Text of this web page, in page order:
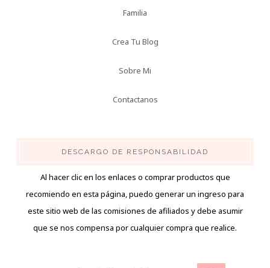
Familia
Crea Tu Blog
Sobre Mi
Contactanos
DESCARGO DE RESPONSABILIDAD
Al hacer clic en los enlaces o comprar productos que
recomiendo en esta página, puedo generar un ingreso para
este sitio web de las comisiones de afiliados y debe asumir
que se nos compensa por cualquier compra que realice.